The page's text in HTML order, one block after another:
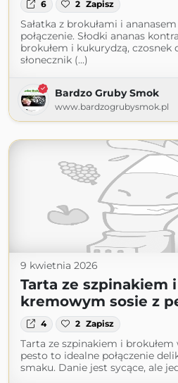
6 2 Zapisz
Sałatka z brokułami i
połączenie. Słodki ananas
brokułem i kukurydzą, czosnek
słonecznik (...)
Bardzo Gruby Smok
www.bardzogrubysmok.pl
9 kwietnia 2026
Tarta ze szpinakiem
kremowym sosie z
4 2 Zapisz
Tarta ze szpinakiem i
pesto to idealne połączenie
smaku. Danie jest sycące, ale